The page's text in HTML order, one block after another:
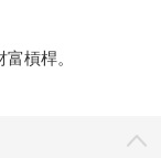
槓桿。